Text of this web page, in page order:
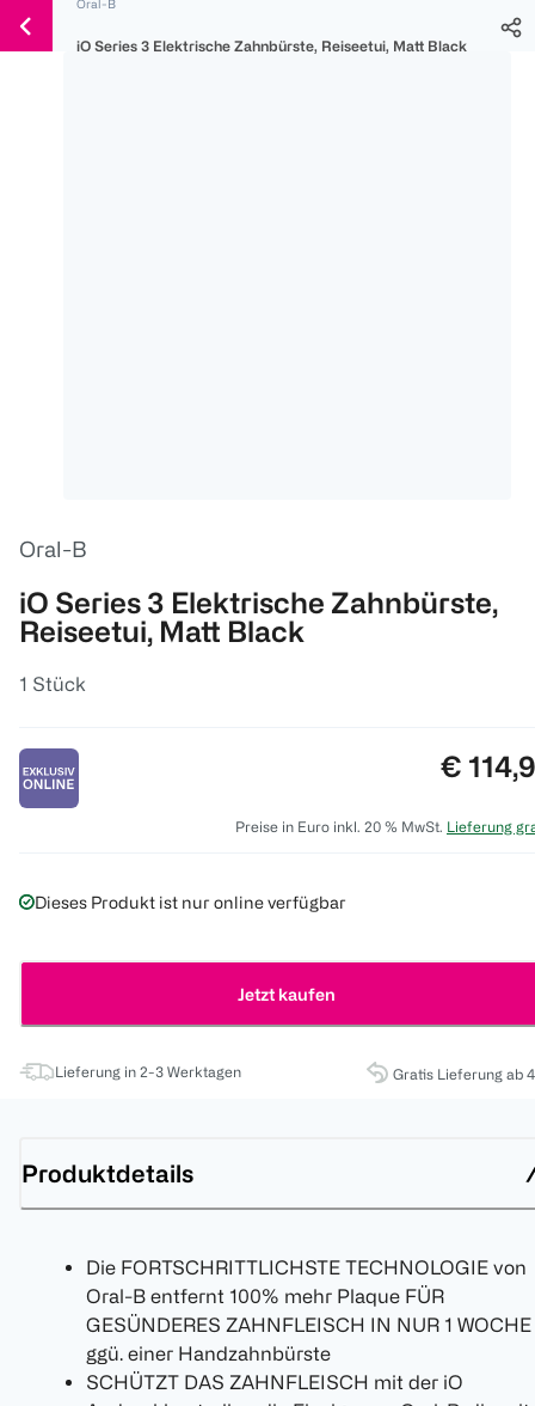
150 Ös
300 Ös
500 Ös
Weiter
zum
Oral-B
iO Series 3 Elektrische Zahnbürste, Reiseetui, Matt Black
Oral-B
iO Series 3 Elektrische Zahnbürste,
Reiseetui, Matt Black
1 Stück
Preis:
€
Preise in Euro inkl. 20 % MwSt. Lieferung
Dieses Produkt ist nur online verfügbar
Jetzt kaufen
Lieferung in 2-3 Werktagen Gratis Lieferung ab
Produktdetails
Die FORTSCHRITTLICHSTE TECHNOLOGIE von
Oral-B entfernt 100% mehr Plaque FÜR
GESÜNDERES ZAHNFLEISCH IN NUR 1 WOCHE
ggü. einer Handzahnbürste
SCHÜTZT DAS ZAHNFLEISCH mit der iO